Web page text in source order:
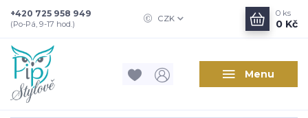
Menu
CZK
+420 725 958 949
(Po-Pá, 9-17 hod.)
0 ks
0 Kč